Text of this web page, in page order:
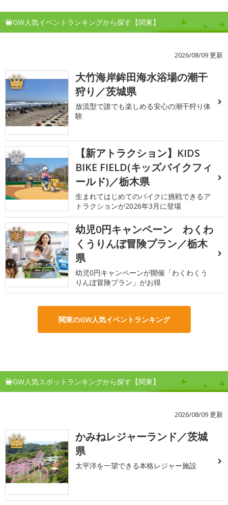
GW人気イベントランキングから探す【関東】
2026/08/09 更新
1
大竹海岸鉾田海水浴場の潮干
狩り／茨城県
放流型で誰でも楽しめる安心の潮干狩り体
験
2
【新アトラクション】KIDS
BIKE FIELD(キッズバイクフィ
ールド)／栃木県
生まれてはじめてのバイクに挑戦できるア
トラクションが2026年3月に登場
3
幼児0円キャンペーン わくわ
くうりんぼ冒険プラン／栃木
県
幼児0円キャンペーンが開催「わくわくう
りんぼ冒険プラン」がお得
関東のGW人気イベントランキング
GW人気スポットランキングから探す【関東】
2026/08/09 更新
1
かみねレジャーランド／茨城
県
太平洋を一望できる本格レジャー施設